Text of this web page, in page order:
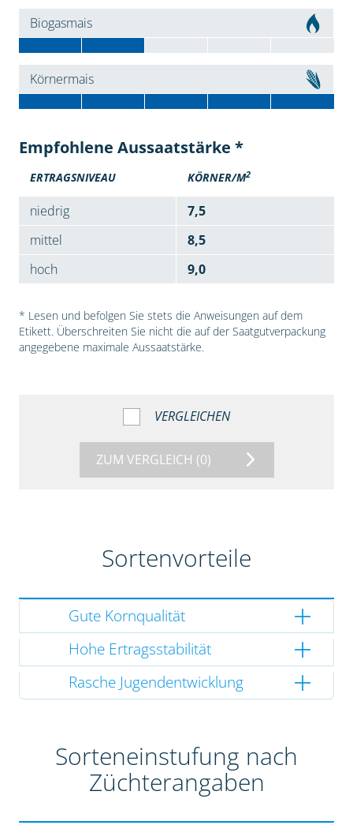
Biogasmais
Körnermais
Empfohlene Aussaatstärke *
ERTRAGSNIVEAU KÖRNER/M2
niedrig
7,5
mittel
8,5
hoch
9,0
* Lesen und befolgen Sie stets die Anweisungen auf dem
Etikett. Überschreiten Sie nicht die auf der Saatgutverpackung
angegebene maximale Aussaatstärke.
VERGLEICHEN
ZUM VERGLEICH (0)
Sortenvorteile
Gute Kornqualität
Hohe Ertragsstabilität
Rasche Jugendentwicklung
Sorteneinstufung nach
Züchterangaben